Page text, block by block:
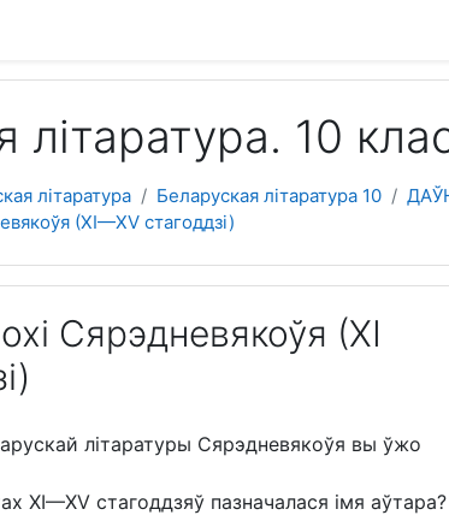
літаратура. 10
літаратура Беларуская літаратура 10
(ХІ—ХV стагоддзі)
Сярэдневякоўя (ХІ
літаратуры Сярэдневякоўя вы ўжо
ХI—ХV стагоддзяў пазначалася імя аўтара?